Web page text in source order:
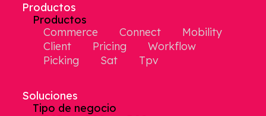
Productos
Productos
Commerce
Connect
Mobility
Client
Pricing
Workflow
Picking
Sat Tpv
Soluciones
Tipo de negocio